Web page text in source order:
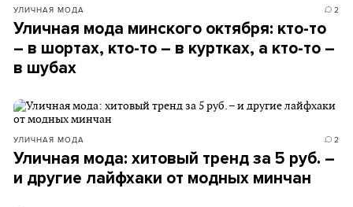
УЛИЧНАЯ МОДА 2
Уличная мода минского октября: кто-то
– в шортах, кто-то – в куртках, а кто-то –
в шубах
УЛИЧНАЯ МОДА 2
Уличная мода: хитовый тренд за 5 руб. –
и другие лайфхаки от модных минчан